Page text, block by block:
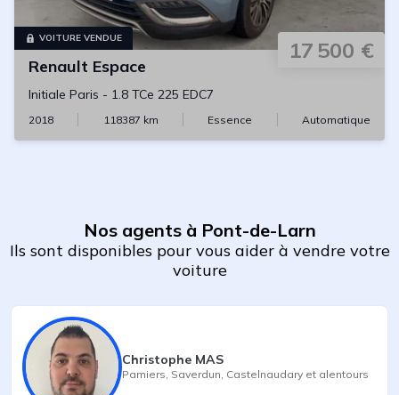
VOITURE VENDUE 17 500 €
Renault Espace
Initiale Paris - 1.8 TCe 225 EDC7
2018 118387 km Essence Automatique
Nos agents à Pont-de-Larn
Ils sont disponibles pour vous aider à vendre votre
voiture
Christophe MAS
Pamiers Saverdun Castelnaudary et alentours